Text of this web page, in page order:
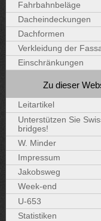
Fahrbahnbeläge
Dacheindeckungen
Dachformen
Verkleidung der
Einschränkungen
Zu dieser
Leitartikel
Unterstützen Sie
bridges!
W. Minder
Impressum
Jakobsweg
Week-end
U-653
Statistiken